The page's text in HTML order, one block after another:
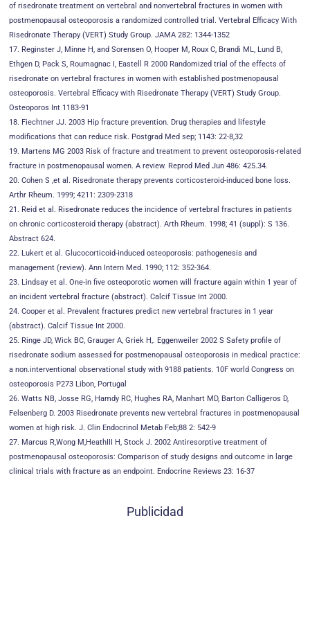
of risedronate treatment on vertebral and nonvertebral fractures in women with
postmenopausal osteoporosis a randomized controlled trial. Vertebral Efficacy With
Risedronate Therapy (VERT) Study Group. JAMA 282: 1344-1352
17. Reginster J, Minne H, and Sorensen O, Hooper M, Roux C, Brandi ML, Lund B,
Ethgen D, Pack S, Roumagnac I, Eastell R 2000 Randomized trial of the effects of
risedronate on vertebral fractures in women with established postmenopausal
osteoporosis. Vertebral Efficacy with Risedronate Therapy (VERT) Study Group.
Osteoporos Int 1183-91
18. Fiechtner JJ. 2003 Hip fracture prevention. Drug therapies and lifestyle
modifications that can reduce risk. Postgrad Med sep; 1143: 22-8,32
19. Martens MG 2003 Risk of fracture and treatment to prevent osteoporosis-related
fracture in postmenopausal women. A review. Reprod Med Jun 486: 425.34.
20. Cohen S ,et al. Risedronate therapy prevents corticosteroid-induced bone loss.
Arthr Rheum. 1999; 4211: 2309-2318
21. Reid et al. Risedronate reduces the incidence of vertebral fractures in patients
on chronic corticosteroid therapy (abstract). Arth Rheum. 1998; 41 (suppl): S 136.
Abstract 624.
22. Lukert et al. Glucocorticoid-induced osteoporosis: pathogenesis and
management (review). Ann Intern Med. 1990; 112: 352-364.
23. Lindsay et al. One-in five osteoporotic women will fracture again within 1 year of
an incident vertebral fracture (abstract). Calcif Tissue Int 2000.
24. Cooper et al. Prevalent fractures predict new vertebral fractures in 1 year
(abstract). Calcif Tissue Int 2000.
25. Ringe JD, Wick BC, Grauger A, Griek H,. Eggenweiler 2002 S Safety profile of
risedronate sodium assessed for postmenopausal osteoporosis in medical practice:
a non.interventional observational study with 9188 patients. 10F world Congress on
osteoporosis P273 Libon, Portugal
26. Watts NB, Josse RG, Hamdy RC, Hughes RA, Manhart MD, Barton Calligeros D,
Felsenberg D. 2003 Risedronate prevents new vertebral fractures in postmenopausal
women at high risk. J. Clin Endocrinol Metab Feb;88 2: 542-9
27. Marcus R,Wong M,HeathIII H, Stock J. 2002 Antiresorptive treatment of
postmenopausal osteoporosis: Comparison of study designs and outcome in large
clinical trials with fracture as an endpoint. Endocrine Reviews 23: 16-37
Publicidad